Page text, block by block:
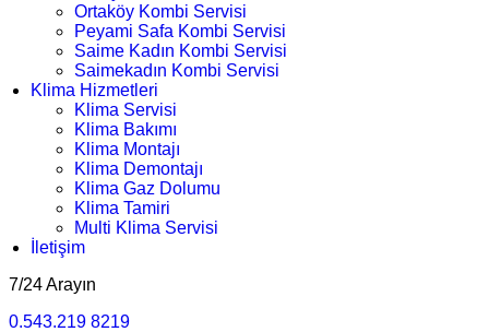
Ortaköy Kombi Servisi
Peyami Safa Kombi Servisi
Saime Kadın Kombi Servisi
Saimekadın Kombi Servisi
Klima Hizmetleri
Klima Servisi
Klima Bakımı
Klima Montajı
Klima Demontajı
Klima Gaz Dolumu
Klima Tamiri
Multi Klima Servisi
İletişim
7/24 Arayın
0.543.219 8219